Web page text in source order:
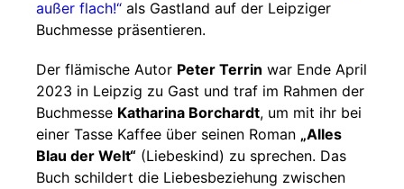
außer flach!“ als Gastland auf der Leipziger
Buchmesse präsentieren.
Der flämische Autor Peter Terrin war Ende April
2023 in Leipzig zu Gast und traf im Rahmen der
Buchmesse Katharina Borchardt, um mit ihr bei
einer Tasse Kaffee über seinen Roman „Alles
Blau der Welt“ (Liebeskind) zu sprechen. Das
Buch schildert die Liebesbeziehung zwischen